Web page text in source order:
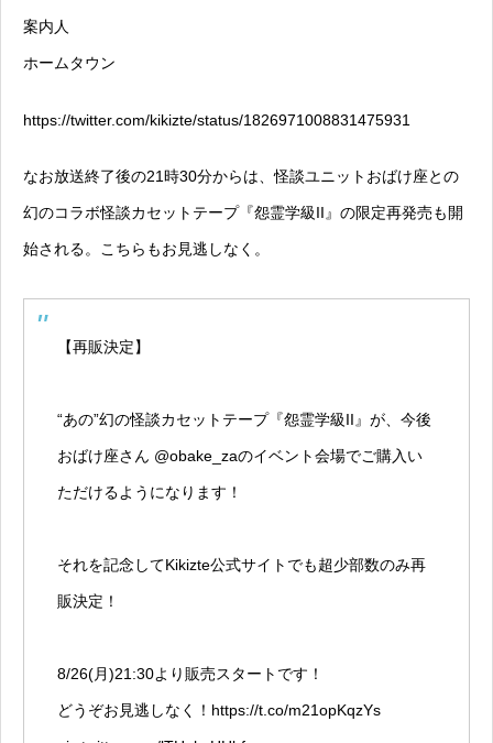
案内人
ホームタウン
https://twitter.com/kikizte/status/1826971008831475931
なお放送終了後の21時30分からは、怪談ユニットおばけ座との
幻のコラボ怪談カセットテープ『怨霊学級II』の限定再発売も開
始される。こちらもお見逃しなく。
【再販決定】
“あの”幻の怪談カセットテープ『怨霊学級II』が、今後
おばけ座さん @obake_zaのイベント会場でご購入い
ただけるようになります！
それを記念してKikizte公式サイトでも超少部数のみ再
販決定！
8/26(月)21:30より販売スタートです！
どうぞお見逃しなく！ https://t.co/m21opKqzYs